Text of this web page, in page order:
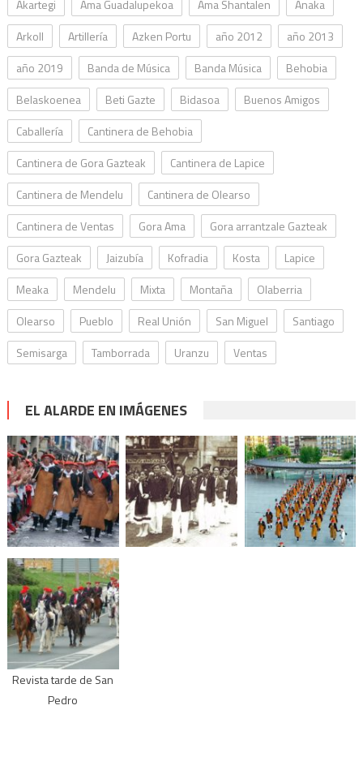
Akartegi Ama Guadalupekoa Ama Shantalen
Anaka
Arkoll
Artillería Azken Portu año 2012
año 2013
año 2019
Banda de Música Banda Música
Behobia
Belaskoenea
Beti Gazte Bidasoa
Buenos Amigos
Caballería
Cantinera de Behobia
Cantinera de Gora Gazteak
Cantinera de Lapice
Cantinera de Mendelu
Cantinera de Olearso
Cantinera de Ventas
Gora Ama
Gora arrantzale Gazteak
Gora Gazteak
Jaizubía Kofradia Kosta
Lapice
Meaka
Mendelu Mixta Montaña
Olaberria
Olearso
Pueblo Real Unión San Miguel
Santiago
Semisarga
Tamborrada Uranzu Ventas
EL ALARDE EN IMÁGENES
Revista tarde de San
Pedro